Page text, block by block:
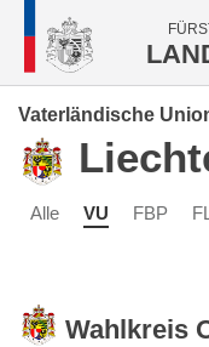
Vaterländische
Alle VU FBP FL